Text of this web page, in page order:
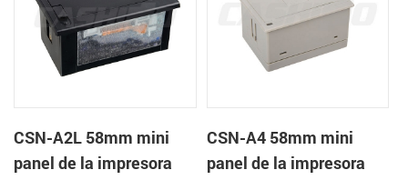
CSN-A2L 58mm mini
panel de la impresora
CSN-A4 58mm mini
panel de la impresora